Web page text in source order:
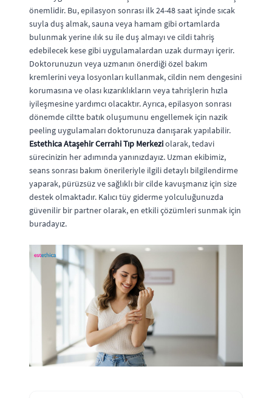
önemlidir. Bu, epilasyon sonrası ilk 24-48 saat içinde sıcak
suyla duş almak, sauna veya hamam gibi ortamlarda
bulunmak yerine ılık su ile duş almayı ve cildi tahriş
edebilecek kese gibi uygulamalardan uzak durmayı içerir.
Doktorunuzun veya uzmanın önerdiği özel bakım
kremlerini veya losyonları kullanmak, cildin nem dengesini
korumasına ve olası kızarıklıkların veya tahrişlerin hızla
iyileşmesine yardımcı olacaktır. Ayrıca, epilasyon sonrası
dönemde ciltte batık oluşumunu engellemek için nazik
peeling uygulamaları doktorunuza danışarak yapılabilir.
Estethica Ataşehir Cerrahi Tıp Merkeziolarak, tedavi
sürecinizin her adımında yanınızdayız. Uzman ekibimiz,
seans sonrası bakım önerileriyle ilgili detaylı bilgilendirme
yaparak, pürüzsüz ve sağlıklı bir cilde kavuşmanız için size
destek olmaktadır. Kalıcı tüy giderme yolculuğunuzda
güvenilir bir partner olarak, en etkili çözümleri sunmak için
buradayız.